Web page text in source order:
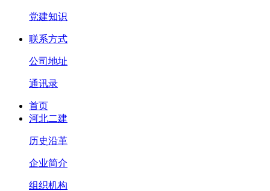
党建知识
联系方式
公司地址
通讯录
首页
河北二建
历史沿革
企业简介
组织机构